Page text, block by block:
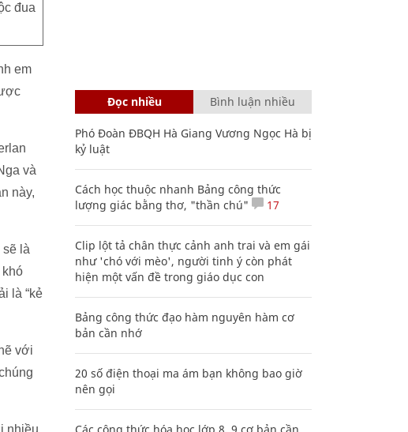
đua
em
và
này,
sẽ là
là “kẻ
với
nhiều
Đọc nhiều Bình luận nhiều
Phó Đoàn ĐBQH Hà Giang Vương Ngọc Hà bị
kỷ luật
Cách học thuộc nhanh Bảng công thức
lượng giác bằng thơ, "thần chú"
17
Clip lột tả chân thực cảnh anh trai và em gái
như 'chó với mèo', người tinh ý còn phát
hiện một vấn đề trong giáo dục con
Bảng công thức đạo hàm nguyên hàm cơ
bản cần nhớ
20 số điện thoại ma ám bạn không bao giờ
nên gọi